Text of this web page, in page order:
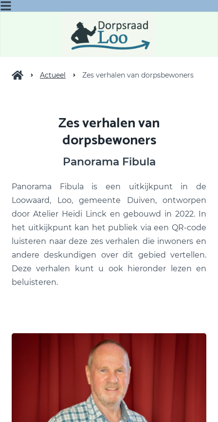
Actueel Zes verhalen van dorpsbewoners
Zes verhalen van
dorpsbewoners
Panorama Fibula
Panorama Fibula is een uitkijkpunt in de
Loowaard, Loo, gemeente Duiven, ontworpen
door Atelier Heidi Linck en gebouwd in 2022. In
het uitkijkpunt kan het publiek via een QR-code
luisteren naar deze zes verhalen die inwoners en
andere deskundigen over dit gebied vertellen.
Deze verhalen kunt u ook hieronder lezen en
beluisteren.